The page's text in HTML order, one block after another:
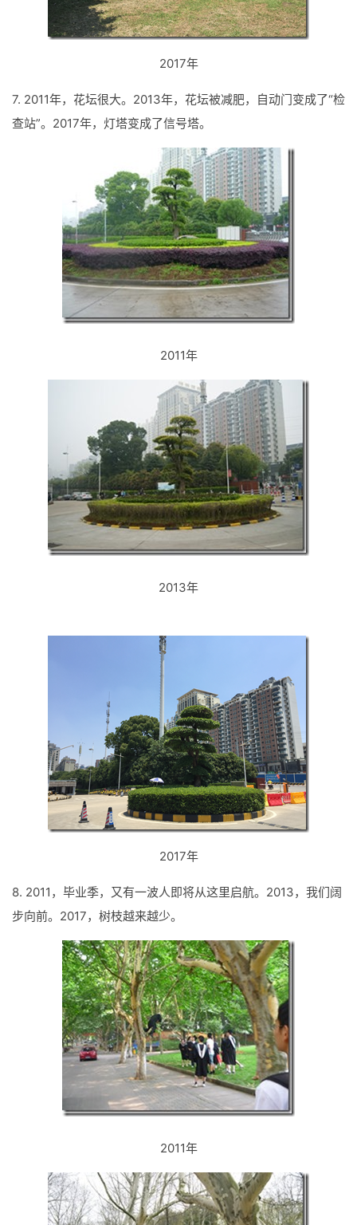
2017年
7. 2011年，花坛很大。2013年，花坛被减肥，自动门变成了“检
查站”。2017年，灯塔变成了信号塔。
2011年
2013年
2017年
8. 2011，毕业季，又有一波人即将从这里启航。2013，我们阔
步向前。2017，树枝越来越少。
2011年